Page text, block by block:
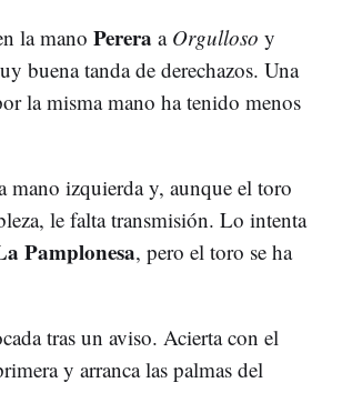
la mano Perera a Orgulloso y
buena tanda de derechazos. Una
la misma mano ha tenido menos
mano izquierda y, aunque el toro
le falta transmisión. Lo intenta
Pamplonesa, pero el toro se ha
tras un aviso. Acierta con el
y arranca las palmas del